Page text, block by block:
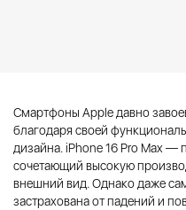
Смартфоны Apple давно
благодаря своей
дизайна. iPhone 16 Pro Max —
сочетающий высокую
внешний вид. Однако даже
застрахована от падений и